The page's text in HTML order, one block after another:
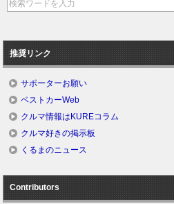
推奨リンク
サポーターお願い
ベストカーWeb
クルマ情報はKUREコラム
クルマ好きの掲示板
くるまのニュース
Contributors